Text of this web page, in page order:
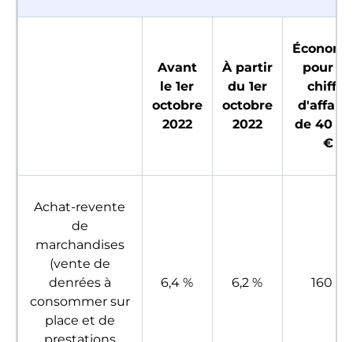
Avant
le 1er
octobre
2022
À partir
du 1er
octobre
2022
pour
chiffre
de 40
€
Achat-revente
de
marchandises
(vente de
denrées à
consommer sur
place et de
prestations
6,4 % 6,2 % 160 €